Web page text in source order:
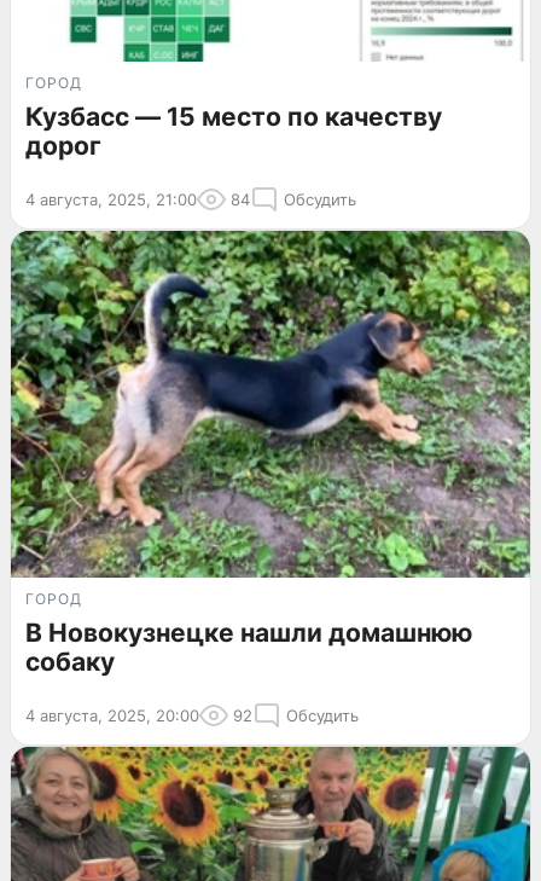
ГОРОД
Кузбасс — 15 место по качеству
дорог
4 августа, 2025, 21:00 84 Обсудить
ГОРОД
В Новокузнецке нашли домашнюю
собаку
4 августа, 2025, 20:00 92 Обсудить